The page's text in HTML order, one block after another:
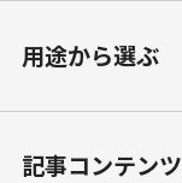
⽤途から選ぶ
記事コンテンツ